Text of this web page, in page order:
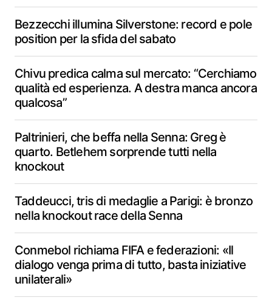
Bezzecchi illumina Silverstone: record e pole
position per la sfida del sabato
Chivu predica calma sul mercato: “Cerchiamo
qualità ed esperienza. A destra manca ancora
qualcosa”
Paltrinieri, che beffa nella Senna: Greg è
quarto. Betlehem sorprende tutti nella
knockout
Taddeucci, tris di medaglie a Parigi: è bronzo
nella knockout race della Senna
Conmebol richiama FIFA e federazioni: «Il
dialogo venga prima di tutto, basta iniziative
unilaterali»